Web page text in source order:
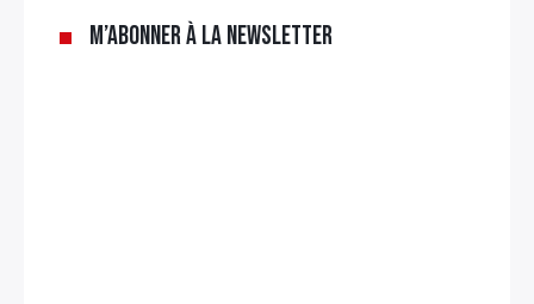
M’abonner à la newsletter